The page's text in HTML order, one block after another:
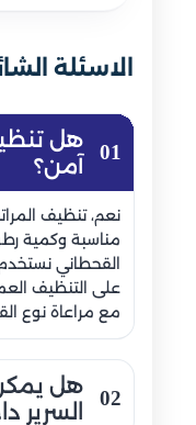
الاسئلة
01
هل
آمن؟
نعم، تنظيف
مناسبة وكمية
القحطاني
على التنظيف
مع مراعاة نوع
02
هل
السرير